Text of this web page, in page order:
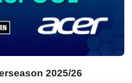
2025/26